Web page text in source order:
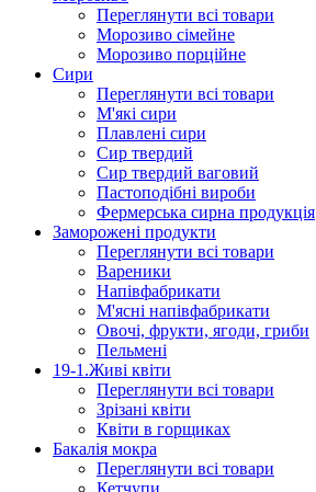
Переглянути всі товари
Морозиво сімейне
Морозиво порційне
Сири
Переглянути всі товари
М'які сири
Плавлені сири
Сир твердий
Сир твердий ваговий
Пастоподібні вироби
Фермерська сирна продукція
Заморожені продукти
Переглянути всі товари
Вареники
Напівфабрикати
М'ясні напівфабрикати
Овочі, фрукти, ягоди, гриби
Пельмені
19-1.Живі квіти
Переглянути всі товари
Зрізані квіти
Квіти в горщиках
Бакалія мокра
Переглянути всі товари
Кетчупи